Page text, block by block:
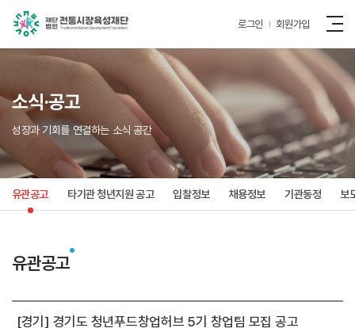
로그인 회원가입
소식·공고
성장과 기회를 연결하는 소식 공간
유관공고 타기관 청년지원 공고 입찰정보 채용정보 기관동정 보
유관공고
[경기] 경기도 청년푸드창업허브 5기 창업팀 모집 공고